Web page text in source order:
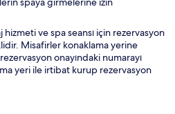
hizmeti ve spa seansı için rezervasyon
Misafirler konaklama yerine
onayındaki numarayı
yeri ile irtibat kurup rezervasyon